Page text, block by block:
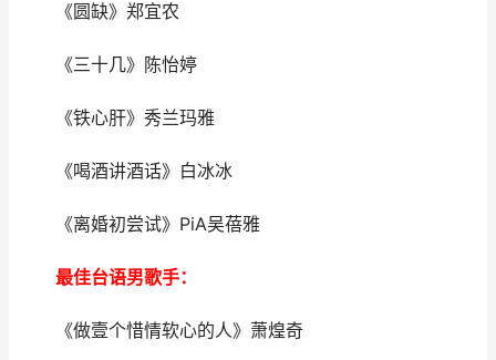
《圆缺》郑宜农
《三十几》陈怡婷
《铁心肝》秀兰玛雅
《喝酒讲酒话》白冰冰
《离婚初尝试》PiA吴蓓雅
最佳台语男歌手：
《做壹个惜情软心的人》萧煌奇